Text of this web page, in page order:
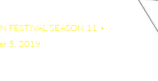
FESTIVAL SEASON 11
5, 2019